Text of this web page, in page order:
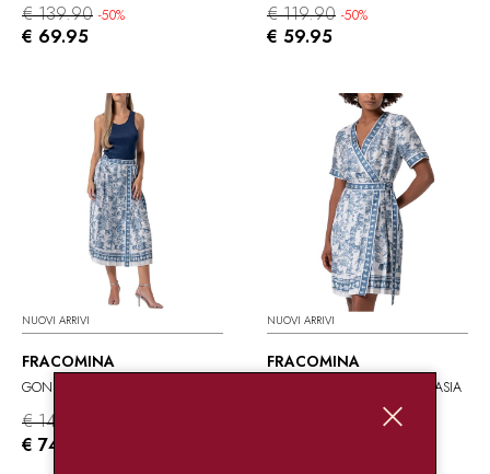
€ 139.90 -50%
€ 69.95
€ 119.90 -50%
€ 59.95
NUOVI ARRIVI
FRACOMINA
€ 149.90
€ 74.95
NUOVI ARRIVI
FRACOMINA
ABITO A PORTAFOGLIO FANTASIA